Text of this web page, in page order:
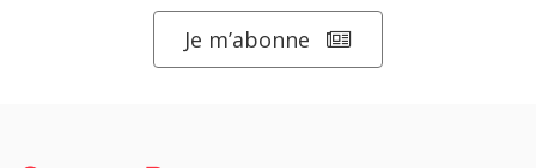
Je m’abonne